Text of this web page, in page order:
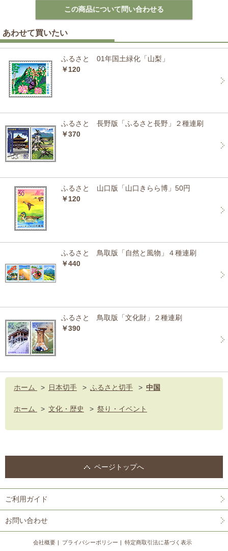
あわせて買いたい
ふるさと 01年国土緑化「山梨」
￥120
ふるさと 長野版「ふるさと長野」２種連刷
￥370
ふるさと 山口版「山口きらら博」50円
￥120
ふるさと 鳥取版「自然と風物」４種連刷
￥440
ふるさと 鳥取版「文化財」２種連刷
￥390
ホーム > 日本切手 > ふるさと切手 > 中国
ホーム > 文化・歴史 > 祭り・イベント
ページトップへ
ご利用ガイド
お問い合わせ
会社概要 プライバシーポリシー 特定商取引法に基づく表示